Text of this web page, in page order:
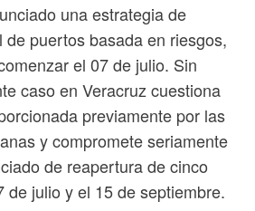
una estrategia de
puertos basada en riesgos,
el 07 de julio. Sin
caso en Veracruz cuestiona
previamente por las
y compromete seriamente
de reapertura de cinco
de julio y el 15 de septiembre.